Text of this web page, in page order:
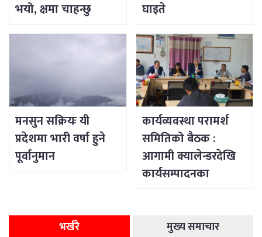
भयो, क्षमा चाहन्छु
घाइते
मनसुन सक्रियः यी
प्रदेशमा भारी वर्षा हुने
पूर्वानुमान
कार्यव्यवस्था परामर्श
समितिको बैठक :
आगामी क्यालेन्डरदेखि
कार्यसम्पादनका
भर्खरै मुख्य समाचार